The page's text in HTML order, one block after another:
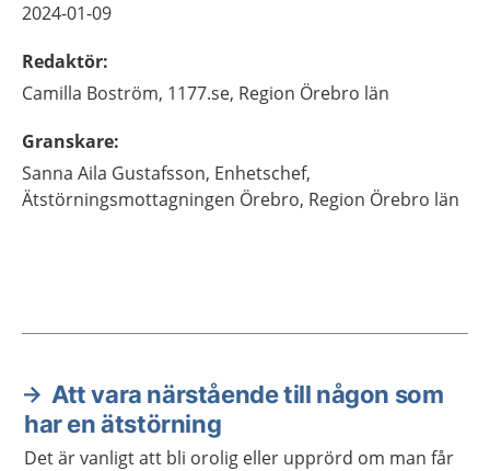
2024-01-09
Redaktör:
Camilla Boström, 1177.se, Region Örebro län
Granskare:
Sanna Aila Gustafsson, Enhetschef,
Ätstörningsmottagningen Örebro, Region Örebro län
Aktuella artiklar
Att vara närstående till någon som
har en ätstörning
Det är vanligt att bli orolig eller upprörd om man får